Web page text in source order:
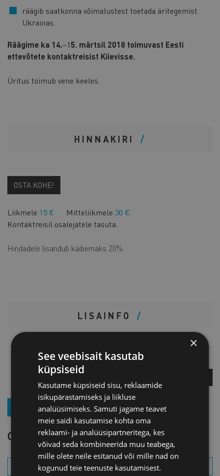
räägib saatkonna võimalustest toetada äritegemist
Ukrainas.
Räägime ka 14.–15. märtsil 2018 toimuvast Eesti
ettevõtete kontaktreisist Kiievisse.
Üritus toimub vene keeles.
HINNAKIRI
OSTA KOHE!
Liikmele 15 € Mitteliikmele 30 €
Kontaktreisil osalejatele tasuta.
Hindadele lisandub käibemaks 20%.
LISAINFO
Jõhvi esinduse juhataja
LIITU UUDISKIRJAGA
OTSI SÜNDMUST
×
See veebisait kasutab
küpsiseid
Kasutame küpsiseid sisu, reklaamide
isikupärastamiseks ja liikluse
analüüsimiseks. Samuti jagame teavet
meie saidi kasutamise kohta oma
reklaami- ja analüüsipartneritega, kes
võivad seda kombineerida muu teabega,
mille olete neile esitanud või mille nad on
kogunud teie teenuste kasutamisest.